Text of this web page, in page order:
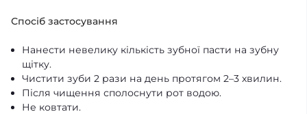
Спосіб застосування
Нанести невелику кількість зубної пасти на зубну
щітку.
Чистити зуби 2 рази на день протягом 2–3 хвилин.
Після чищення сполоснути рот водою.
Не ковтати.